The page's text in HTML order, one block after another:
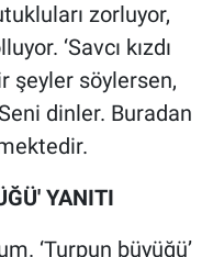
zorluyor,
‘Savcı kızdı
şeyler söylersen,
dinler. Buradan
YANITI
‘Turpun büyüğü’